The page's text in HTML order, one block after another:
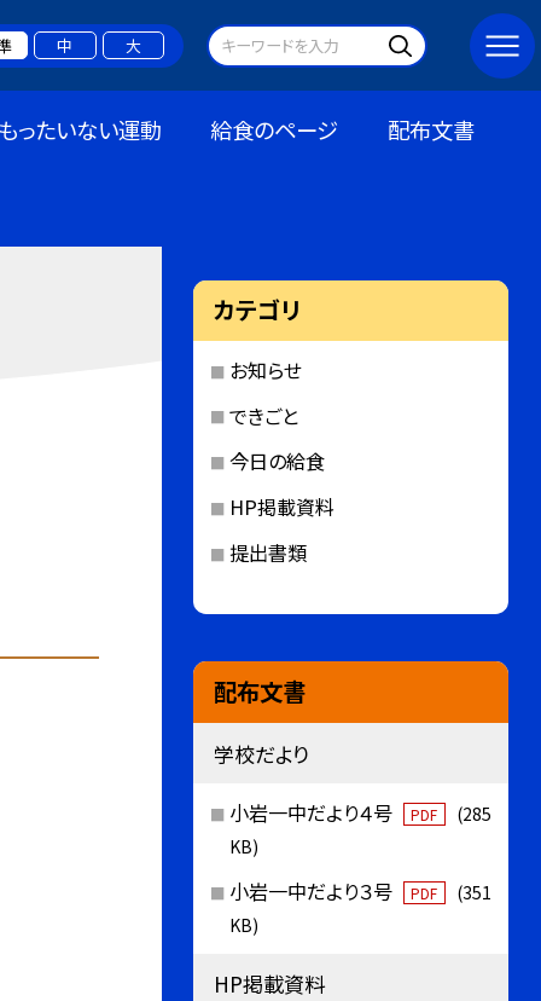
中 大
ったいない運動 給食のページ 配布文書
カテゴリ
お知らせ
できごと
今日の給食
HP掲載資料
提出書類
配布文書
学校だより
小岩一中だより４号 PDF
(285
KB)
小岩一中だより３号 PDF
(351
KB)
HP掲載資料